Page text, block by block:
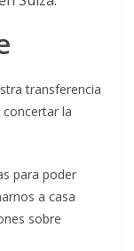
transferencia
la
para poder
a casa
sobre